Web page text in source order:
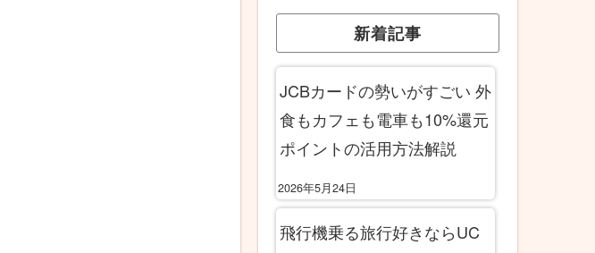
新着記事
JCBカードの勢いがすごい 外
食もカフェも電車も10%還元
ポイントの活用方法解説
2026年5月24日
飛行機乗る旅行好きならUC